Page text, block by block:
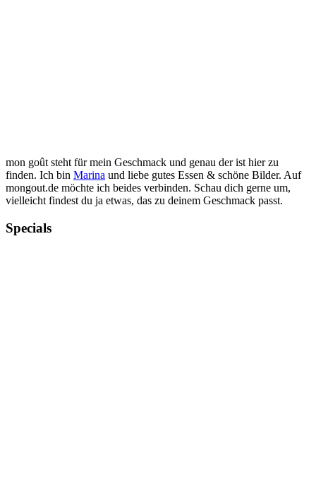
mon goût steht für mein Geschmack und genau der ist hier zu
finden. Ich bin Marina und liebe gutes Essen & schöne Bilder. Auf
mongout.de möchte ich beides verbinden. Schau dich gerne um,
vielleicht findest du ja etwas, das zu deinem Geschmack passt.
Specials